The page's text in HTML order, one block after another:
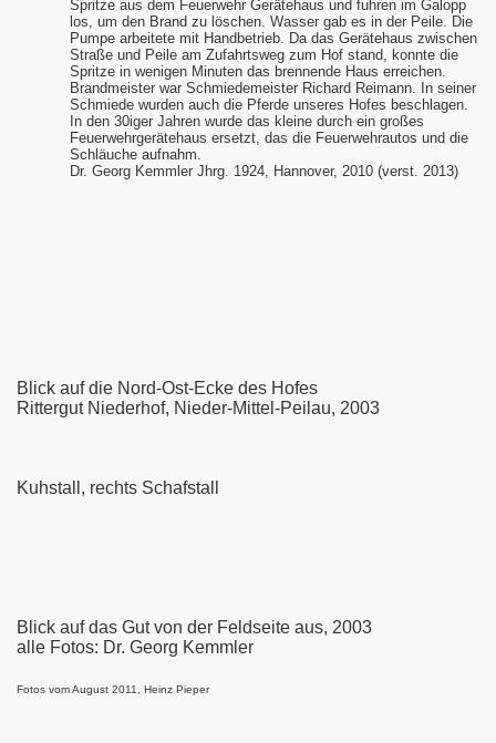
Spritze aus dem Feuerwehr Gerätehaus und fuhren im Galopp
los, um den Brand zu löschen. Wasser gab es in der Peile. Die
Pumpe arbeitete mit Handbetrieb. Da das Gerätehaus zwischen
Straße und Peile am Zufahrtsweg zum Hof stand, konnte die
Spritze in wenigen Minuten das brennende Haus erreichen.
Brandmeister war Schmiedemeister Richard Reimann. In seiner
Schmiede wurden auch die Pferde unseres Hofes beschlagen.
In den 30iger Jahren wurde das kleine durch ein großes
Feuerwehrgerätehaus ersetzt, das die Feuerwehrautos und die
Schläuche aufnahm.
Dr. Georg Kemmler Jhrg. 1924, Hannover, 2010 (verst. 2013)
Blick auf die Nord-Ost-Ecke des Hofes
Rittergut Niederhof, Nieder-Mittel-Peilau, 2003
Kuhstall, rechts Schafstall
Blick auf das Gut von der Feldseite aus, 2003
alle Fotos: Dr. Georg Kemmler
Fotos vom August 2011, Heinz Pieper